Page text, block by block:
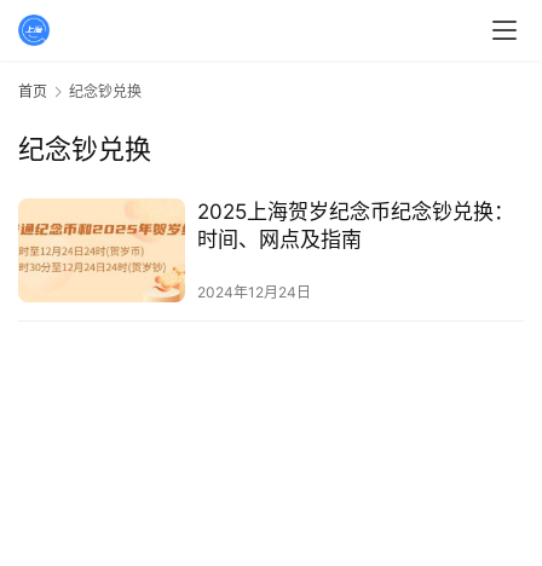
首页 纪念钞兑换
纪念钞兑换
2025上海贺岁纪念币纪念钞兑换：
时间、网点及指南
2024年12月24日